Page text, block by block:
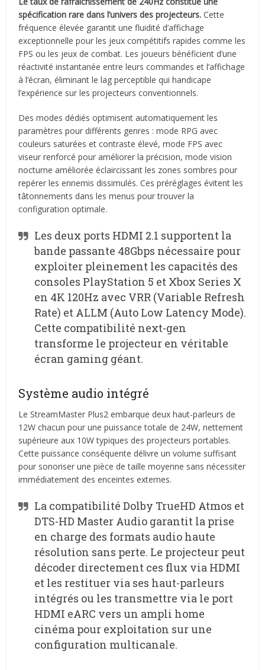
spécification rare dans l’univers des projecteurs. Cette
fréquence élevée garantit une fluidité d’affichage
exceptionnelle pour les jeux compétitifs rapides comme les
FPS ou les jeux de combat. Les joueurs bénéficient d’une
réactivité instantanée entre leurs commandes et l’affichage
à l’écran, éliminant le lag perceptible qui handicape
l’expérience sur les projecteurs conventionnels.
Des modes dédiés optimisent automatiquement les
paramètres pour différents genres : mode RPG avec
couleurs saturées et contraste élevé, mode FPS avec
viseur renforcé pour améliorer la précision, mode vision
nocturne améliorée éclaircissant les zones sombres pour
repérer les ennemis dissimulés. Ces préréglages évitent les
tâtonnements dans les menus pour trouver la
configuration optimale.
Les deux ports HDMI 2.1 supportent la
bande passante 48Gbps nécessaire pour
exploiter pleinement les capacités des
consoles PlayStation 5 et Xbox Series X
en 4K 120Hz avec VRR (Variable Refresh
Rate) et ALLM (Auto Low Latency Mode).
Cette compatibilité next-gen
transforme le projecteur en véritable
écran gaming géant.
Système audio intégré
Le StreamMaster Plus2 embarque deux haut-parleurs de
12W chacun pour une puissance totale de 24W, nettement
supérieure aux 10W typiques des projecteurs portables.
Cette puissance conséquente délivre un volume suffisant
pour sonoriser une pièce de taille moyenne sans nécessiter
immédiatement des enceintes externes.
La compatibilité Dolby TrueHD Atmos et
DTS-HD Master Audio garantit la prise
en charge des formats audio haute
résolution sans perte. Le projecteur peut
décoder directement ces flux via HDMI
et les restituer via ses haut-parleurs
intégrés ou les transmettre via le port
HDMI eARC vers un ampli home
cinéma pour exploitation sur une
configuration multicanale.